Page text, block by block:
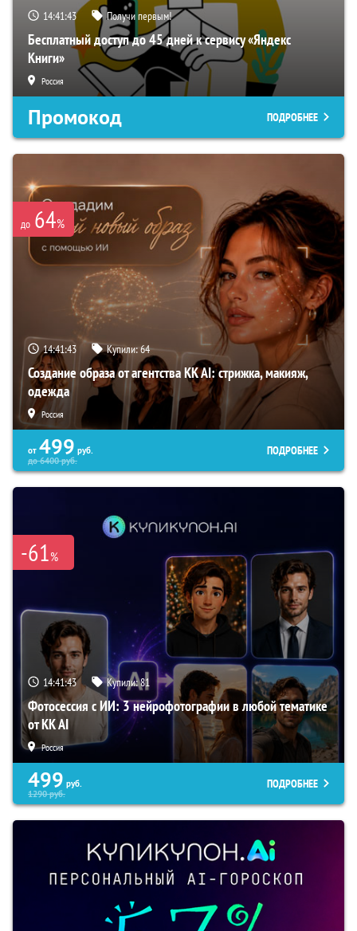
14:41:43 Получи первым!
Бесплатный доступ до 45 дней к сервису «Яндекс
Книги»
Россия
Промокод ПОДРОБНЕЕ
до 64%
14:41:43 Купили:64
Создание образа от агентства KK AI: стрижка, макияж,
одежда
Россия
от 499 руб.
до6400руб.
ПОДРОБНЕЕ
-61%
14:41:43 Купили:81
Фотосессия с ИИ: 3 нейрофотографии в любой тематике
от KK AI
Россия
499 руб.
1290руб.
ПОДРОБНЕЕ